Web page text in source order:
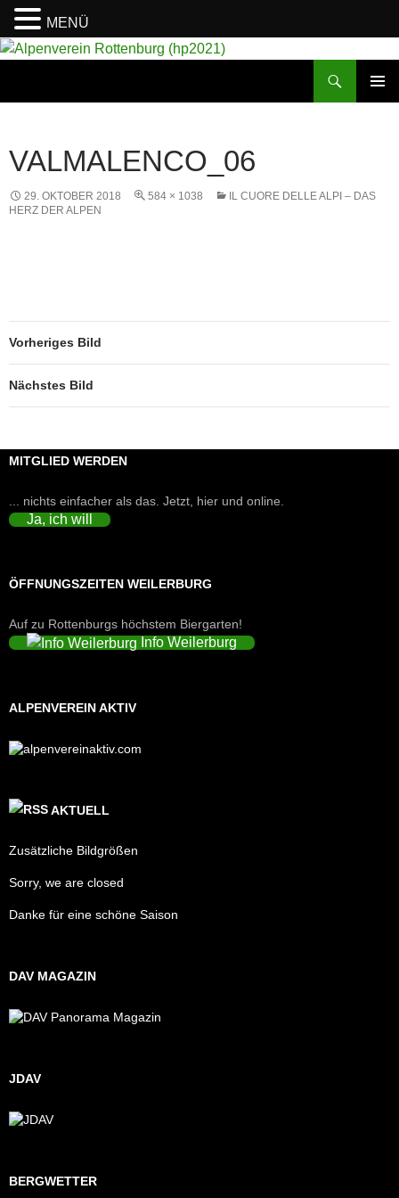
VALMALENCO_06
29. OKTOBER 2018 584 × 1038
IL CUORE DELLE ALPI – DAS
HERZ DER ALPEN
Vorheriges Bild
Nächstes Bild
MITGLIED WERDEN
... nichts einfacher als das. Jetzt, hier und online.
Ja, ich will
ÖFFNUNGSZEITEN WEILERBURG
Auf zu Rottenburgs höchstem Biergarten!
Info Weilerburg
ALPENVEREIN AKTIV
AKTUELL
Zusätzliche Bildgrößen
Sorry, we are closed
Danke für eine schöne Saison
DAV MAGAZIN
JDAV
BERGWETTER
MENÜ